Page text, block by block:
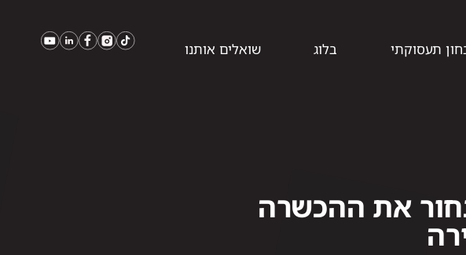
תעסוקתי בלוג
שואלים אותנו
את ההכשרה